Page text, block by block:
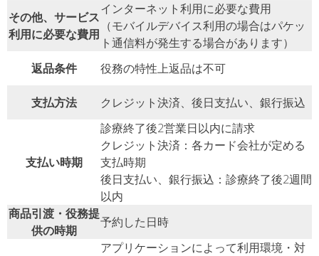
その他、サービス
利用に必要な費用
インターネット利用に必要な費用
（モバイルデバイス利用の場合はパケッ
ト通信料が発生する場合があります）
返品条件
役務の特性上返品は不可
支払方法 クレジット決済、後日支払い、銀行振込
支払い時期
診療終了後2営業日以内に請求
クレジット決済：各カード会社が定める
支払時期
後日支払い、銀行振込：診療終了後2週間
以内
商品引渡・役務提
供の時期
予約した日時
アプリケーションによって利用環境・対